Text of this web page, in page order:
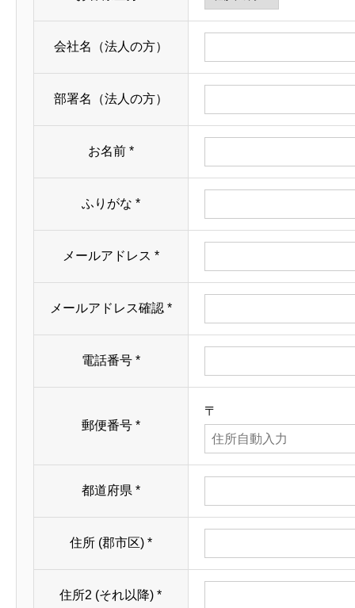
会社名（法人の方）
部署名（法人の方）
お名前 *
ふりがな *
メールアドレス *
メールアドレス確認 *
電話番号 *
郵便番号 *
〒
都道府県 *
住所 (郡市区) *
住所2 (それ以降)*